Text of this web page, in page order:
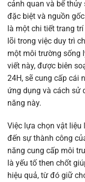
cảnh quan và bể
đặc biệt và nguồn
là một chi tiết trang
lõi trong việc duy trì
một môi trường sống
viết này, được biên
24H, sẽ cung cấp cái
ứng dụng và cách sử
năng này.
Việc lựa chọn vật liệu
đến sự thành công
năng cung cấp môi
là yếu tố then chốt
hiệu quả, từ đó giữ